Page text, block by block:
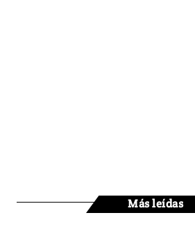
Más leídas